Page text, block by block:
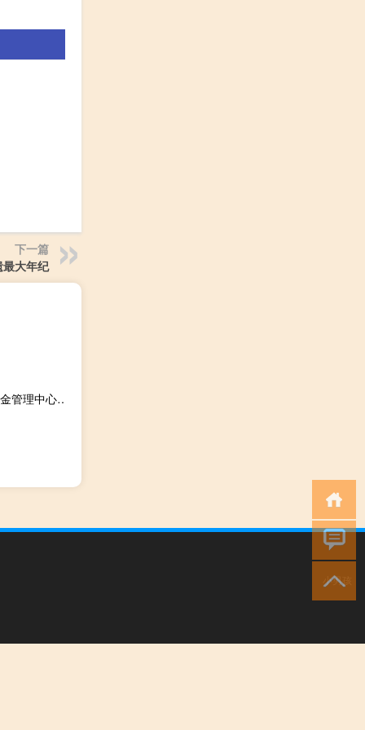
下一篇
最大年纪
佛山南海住房公积金管理中心地址（佛山市各区的住房公积金管理中心在哪里 南海 高明 三水）
小男孩